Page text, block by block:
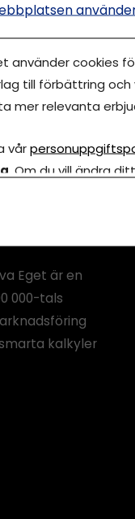
guider!
Wallin
Eget är en
000-tals
kalkyler
använder cookies
till förbättring
mer relevanta
vår
. Om du vill ändra